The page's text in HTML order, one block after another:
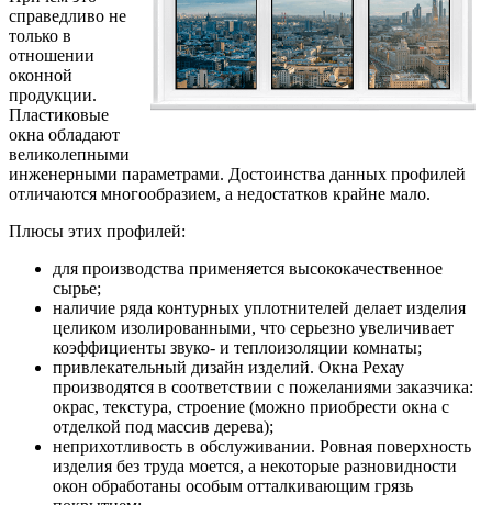
справедливо не
только в
отношении
оконной
продукции.
Пластиковые
окна обладают
великолепными
инженерными параметрами. Достоинства данных профилей
отличаются многообразием, а недостатков крайне мало.
Плюсы этих профилей:
для производства применяется высококачественное
сырье;
наличие ряда контурных уплотнителей делает изделия
целиком изолированными, что серьезно увеличивает
коэффициенты звуко- и теплоизоляции комнаты;
привлекательный дизайн изделий. Окна Рехау
производятся в соответствии с пожеланиями заказчика:
окрас, текстура, строение (можно приобрести окна с
отделкой под массив дерева);
неприхотливость в обслуживании. Ровная поверхность
изделия без труда моется, а некоторые разновидности
окон обработаны особым отталкивающим грязь